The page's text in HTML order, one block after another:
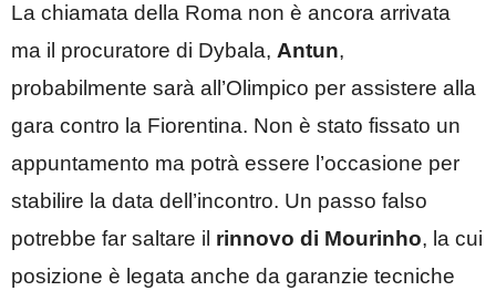
La chiamata della Roma non è ancora arrivata
ma il procuratore di Dybala, Antun,
probabilmente sarà all’Olimpico per assistere alla
gara contro la Fiorentina. Non è stato fissato un
appuntamento ma potrà essere l’occasione per
stabilire la data dell’incontro. Un passo falso
potrebbe far saltare il rinnovo di Mourinho, la cui
posizione è legata anche da garanzie tecniche